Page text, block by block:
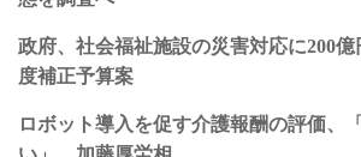
政府、社会福祉施設の災害対応に200
度補正予算案
ロボット導入を促す介護報酬の評価、